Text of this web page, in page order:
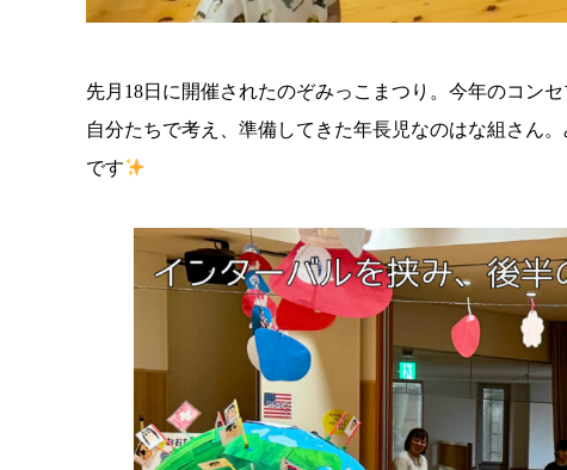
先月18日に開催されたのぞみっこまつり。今年のコン
自分たちで考え、準備してきた年長児なのはな組さん
です